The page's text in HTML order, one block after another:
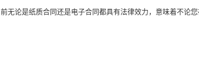
论是纸质合同还是电子合同都具有法律效力，意味着不论